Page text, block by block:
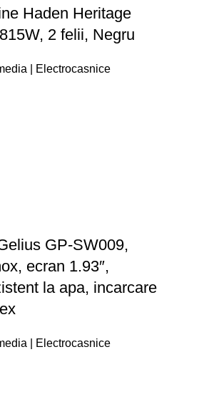
Haden Heritage
2 felii, Negru
| Electrocasnice
GP-SW009,
ecran 1.93″,
la apa, incarcare
| Electrocasnice